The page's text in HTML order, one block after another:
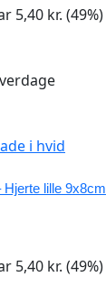
5,40 kr. (49%)
Hjerte lille 9x8cm
5,40 kr. (49%)